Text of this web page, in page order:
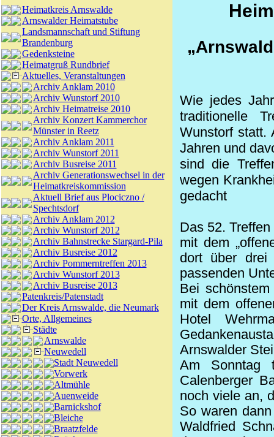
Heimatkreis Arnswalde
Arnswalder Heimatstube
Landsmannschaft und Stiftung
Brandenburg
Gedenksteine
Heimatgruß Rundbrief
Aktuelles, Veranstaltungen
Archiv Anklam 2010
Archiv Wunstorf 2010
Archiv Heimatreise 2010
Archiv Konzert Kammerchor
Münster in Reetz
Archiv Anklam 2011
Archiv Wunstorf 2011
Archiv Busreise 2011
Archiv Generationswechsel in der
Heimatkreiskommission
Aktuell Brief aus Plociczno /
Spechtsdorf
Archiv Anklam 2012
Archiv Wunstorf 2012
Archiv Bahnstrecke Stargard-Pila
Archiv Busreise 2012
Archiv Pommerntreffen 2013
Archiv Wunstorf 2013
Archiv Busreise 2013
Patenkreis/Patenstadt
Der Kreis Arnswalde, die Neumark
Orte, Allgemeines
Städte
Arnswalde
Neuwedell
Stadt Neuwedell
Vorwerk
Altmühle
Auenweide
Barnickshof
Bleiche
Braatzfelde
Wie jedes
traditionelle
Wunstorf statt.
Jahren und
sind die
wegen
gedacht
Das 52.
mit dem
dort über drei
passenden
Bei
mit dem
Hotel
Arnswalder
Am Sonntag
Calenberger
noch viele an,
So waren
Waldfried